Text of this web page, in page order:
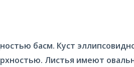
басм. Куст
Листья имеют